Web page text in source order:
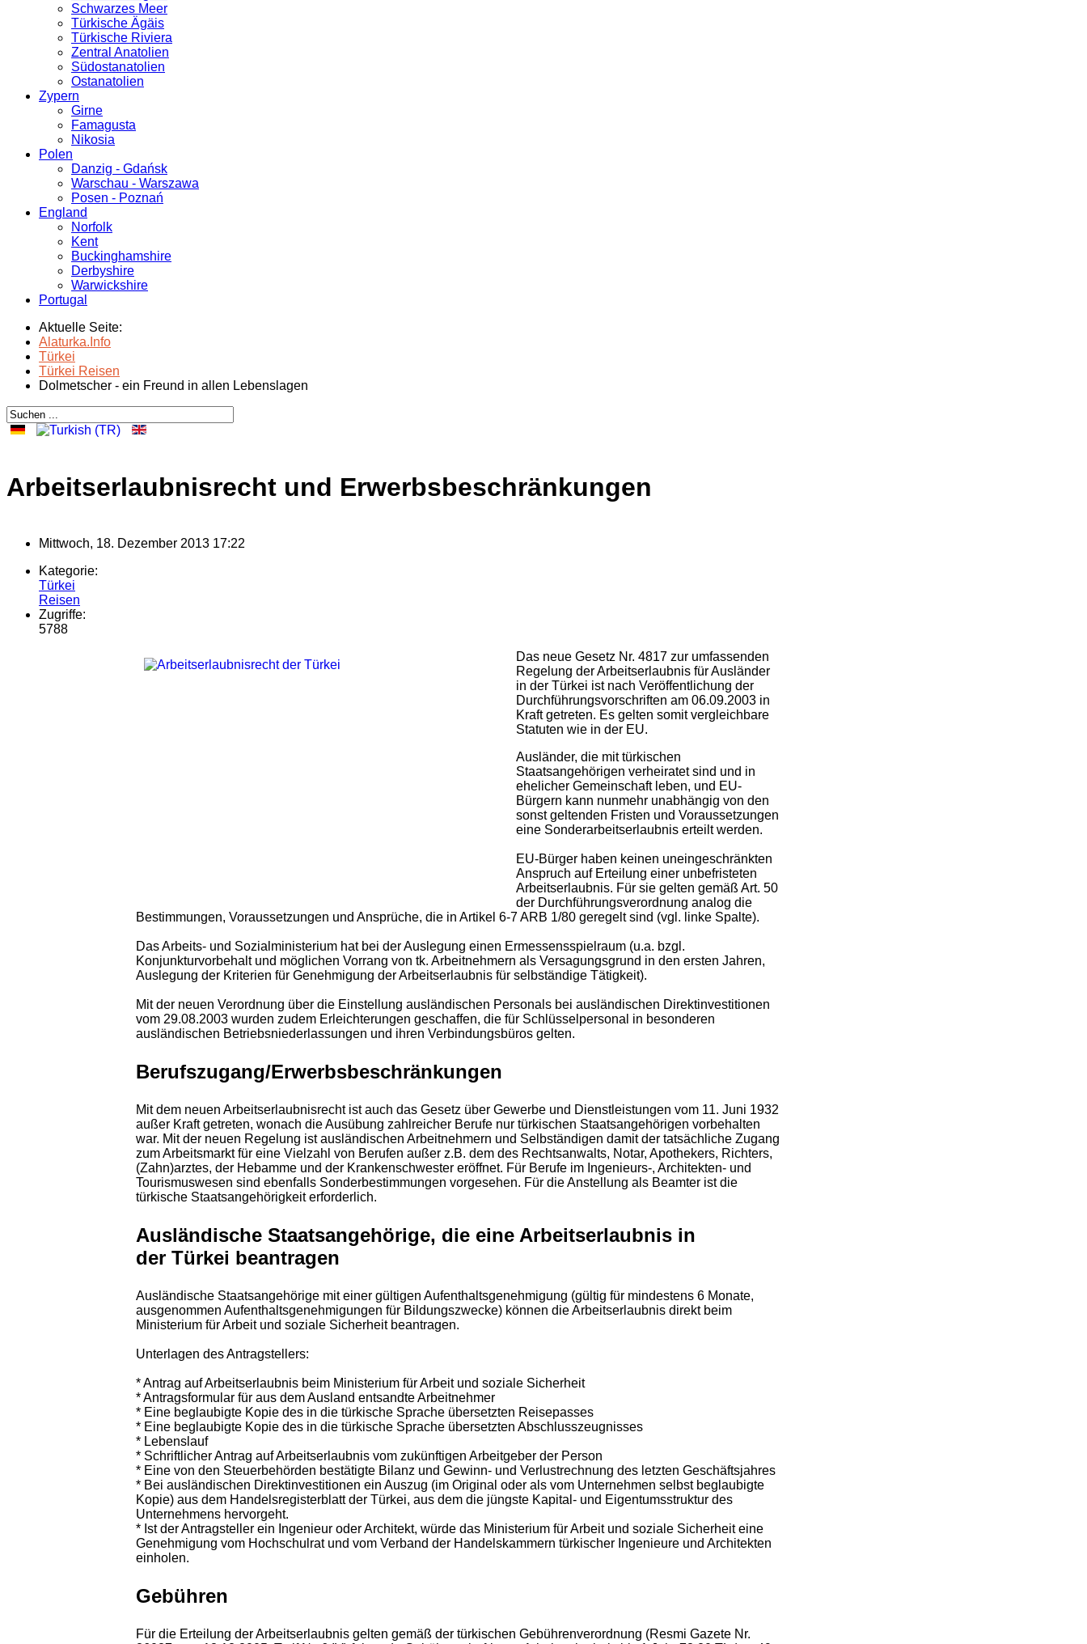
Schwarzes Meer
Türkische Ägäis
Türkische Riviera
Zentral Anatolien
Südostanatolien
Ostanatolien
Zypern
Girne
Famagusta
Nikosia
Polen
Danzig - Gdańsk
Warschau - Warszawa
Posen - Poznań
England
Norfolk
Kent
Buckinghamshire
Derbyshire
Warwickshire
Portugal
Aktuelle Seite:
Alaturka.Info
Türkei
Türkei Reisen
Dolmetscher - ein Freund in allen Lebenslagen
Arbeitserlaubnisrecht und Erwerbsbeschränkungen
Mittwoch, 18. Dezember 2013 17:22
Kategorie:
Türkei
Reisen
Zugriffe:
5788
Das neue Gesetz Nr. 4817 zur umfassenden
Regelung der Arbeitserlaubnis für Ausländer
in der Türkei ist nach Veröffentlichung der
Durchführungsvorschriften am 06.09.2003 in
Kraft getreten. Es gelten somit vergleichbare
Statuten wie in der EU.
Ausländer, die mit türkischen
Staatsangehörigen verheiratet sind und in
ehelicher Gemeinschaft leben, und EU-
Bürgern kann nunmehr unabhängig von den
sonst geltenden Fristen und Voraussetzungen
eine Sonderarbeitserlaubnis erteilt werden.
EU-Bürger haben keinen uneingeschränkten
Anspruch auf Erteilung einer unbefristeten
Arbeitserlaubnis. Für sie gelten gemäß Art. 50
der Durchführungsverordnung analog die
Bestimmungen, Voraussetzungen und Ansprüche, die in Artikel 6-7 ARB 1/80 geregelt sind (vgl. linke Spalte).
Das Arbeits- und Sozialministerium hat bei der Auslegung einen Ermessensspielraum (u.a. bzgl.
Konjunkturvorbehalt und möglichen Vorrang von tk. Arbeitnehmern als Versagungsgrund in den ersten Jahren,
Auslegung der Kriterien für Genehmigung der Arbeitserlaubnis für selbständige Tätigkeit).
Mit der neuen Verordnung über die Einstellung ausländischen Personals bei ausländischen Direktinvestitionen
vom 29.08.2003 wurden zudem Erleichterungen geschaffen, die für Schlüsselpersonal in besonderen
ausländischen Betriebsniederlassungen und ihren Verbindungsbüros gelten.
Berufszugang/Erwerbsbeschränkungen
Mit dem neuen Arbeitserlaubnisrecht ist auch das Gesetz über Gewerbe und Dienstleistungen vom 11. Juni 1932
außer Kraft getreten, wonach die Ausübung zahlreicher Berufe nur türkischen Staatsangehörigen vorbehalten
war. Mit der neuen Regelung ist ausländischen Arbeitnehmern und Selbständigen damit der tatsächliche Zugang
zum Arbeitsmarkt für eine Vielzahl von Berufen außer z.B. dem des Rechtsanwalts, Notar, Apothekers, Richters,
(Zahn)arztes, der Hebamme und der Krankenschwester eröffnet. Für Berufe im Ingenieurs-, Architekten- und
Tourismuswesen sind ebenfalls Sonderbestimmungen vorgesehen. Für die Anstellung als Beamter ist die
türkische Staatsangehörigkeit erforderlich.
Ausländische Staatsangehörige, die eine Arbeitserlaubnis in
der Türkei beantragen
Ausländische Staatsangehörige mit einer gültigen Aufenthaltsgenehmigung (gültig für mindestens 6 Monate,
ausgenommen Aufenthaltsgenehmigungen für Bildungszwecke) können die Arbeitserlaubnis direkt beim
Ministerium für Arbeit und soziale Sicherheit beantragen.
Unterlagen des Antragstellers:
* Antrag auf Arbeitserlaubnis beim Ministerium für Arbeit und soziale Sicherheit
* Antragsformular für aus dem Ausland entsandte Arbeitnehmer
* Eine beglaubigte Kopie des in die türkische Sprache übersetzten Reisepasses
* Eine beglaubigte Kopie des in die türkische Sprache übersetzten Abschlusszeugnisses
* Lebenslauf
* Schriftlicher Antrag auf Arbeitserlaubnis vom zukünftigen Arbeitgeber der Person
* Eine von den Steuerbehörden bestätigte Bilanz und Gewinn- und Verlustrechnung des letzten Geschäftsjahres
* Bei ausländischen Direktinvestitionen ein Auszug (im Original oder als vom Unternehmen selbst beglaubigte
Kopie) aus dem Handelsregisterblatt der Türkei, aus dem die jüngste Kapital- und Eigentumsstruktur des
Unternehmens hervorgeht.
* Ist der Antragsteller ein Ingenieur oder Architekt, würde das Ministerium für Arbeit und soziale Sicherheit eine
Genehmigung vom Hochschulrat und vom Verband der Handelskammern türkischer Ingenieure und Architekten
einholen.
Gebühren
Für die Erteilung der Arbeitserlaubnis gelten gemäß der türkischen Gebührenverordnung (Resmi Gazete Nr.